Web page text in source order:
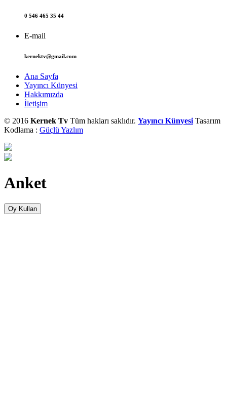
0 546 465 35 44
E-mail
kernektv@gmail.com
Ana Sayfa
Yayıncı Künyesi
Hakkımızda
İletişim
© 2016 Kernek Tv Tüm hakları saklıdır. Yayıncı Künyesi Tasarım
Kodlama : Güçlü Yazlım
Anket